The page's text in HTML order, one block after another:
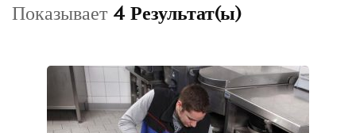
Показывает 4 Результат(ы)